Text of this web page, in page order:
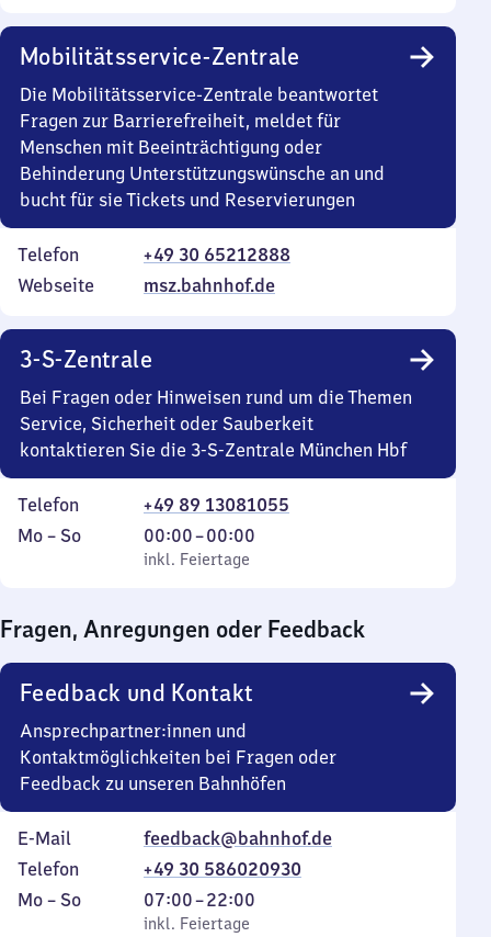
Mobilitätsservice-Zentrale
Die Mobilitätsservice-Zentrale beantwortet
Fragen zur Barrierefreiheit, meldet für
Menschen mit Beeinträchtigung oder
Behinderung Unterstützungswünsche an und
bucht für sie Tickets und Reservierungen
Telefon
+49 30 65212888
Webseite
msz.bahnhof.de
3-S-Zentrale
Bei Fragen oder Hinweisen rund um die Themen
Service, Sicherheit oder Sauberkeit
kontaktieren Sie die 3-S-Zentrale München Hbf
Telefon
+49 89 13081055
Montag
Mo – So,
inkl. Feiertage
00:00–00:00
Von
0
0
Uhr
inkl. Feiertage
Fragen, Anregungen oder Feedback
Feedback und Kontakt
Ansprechpartner:innen und
Kontaktmöglichkeiten bei Fragen oder
Feedback zu unseren Bahnhöfen
E-Mail
feedback@bahnhof.de
Telefon
+49 30 586020930
Montag
Mo – So,
inkl. Feiertage
07:00–22:00
Von
7
inkl. Feiertage